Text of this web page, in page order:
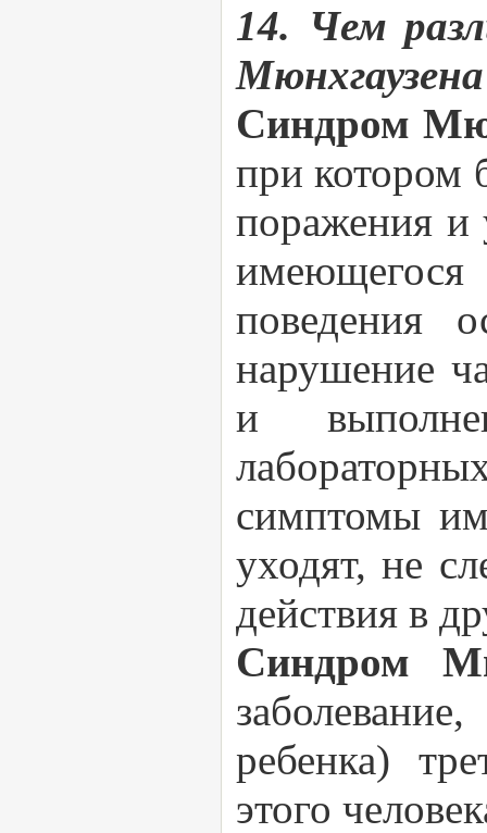
14. Чем
Синдром
при котором
поражения и
имеющегося
поведения
нарушение
и
симптомы
уходят, не
действия в
Синдром
ребенка)
этого